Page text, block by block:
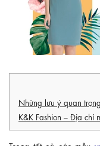
Những lưu ý quan
K&K Fashion – Địa chỉ